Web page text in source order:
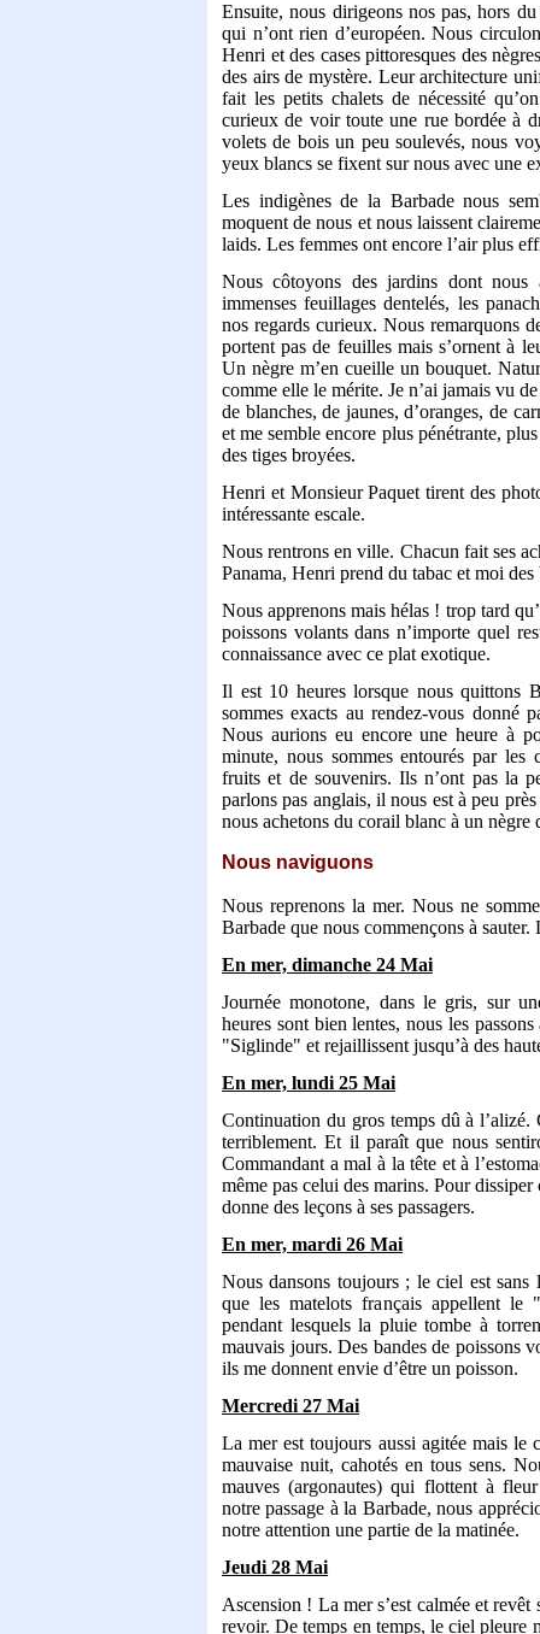
Ensuite, nous dirigeons nos pas, hors
qui n’ont rien d’européen. Nous
Henri et des cases pittoresques des
des airs de mystère. Leur architecture
fait les petits chalets de nécessité
curieux de voir toute une rue bordée à
volets de bois un peu soulevés, nous
yeux blancs se fixent sur nous avec une
Les indigènes de la Barbade nous
moquent de nous et nous laissent
laids. Les femmes ont encore l’air plus
Nous côtoyons des jardins dont
immenses feuillages dentelés, les
nos regards curieux. Nous remarquons
portent pas de feuilles mais s’ornent à
Un nègre m’en cueille un bouquet.
comme elle le mérite. Je n’ai jamais vu
de blanches, de jaunes, d’oranges, de
et me semble encore plus pénétrante,
des tiges broyées.
Henri et Monsieur Paquet tirent des
intéressante escale.
Nous rentrons en ville. Chacun fait ses
Panama, Henri prend du tabac et moi
Nous apprenons mais hélas ! trop tard
poissons volants dans n’importe quel
connaissance avec ce plat exotique.
Il est 10 heures lorsque nous quittons
sommes exacts au rendez-vous donné
Nous aurions eu encore une heure à
minute, nous sommes entourés par les
fruits et de souvenirs. Ils n’ont pas la
parlons pas anglais, il nous est à peu
nous achetons du corail blanc à un
Nous naviguons
Nous reprenons la mer. Nous ne
Barbade que nous commençons à sauter.
En mer, dimanche 24 Mai
Journée monotone, dans le gris, sur
heures sont bien lentes, nous les
"Siglinde" et rejaillissent jusqu’à des
En mer, lundi 25 Mai
Continuation du gros temps dû à
terriblement. Et il paraît que nous
Commandant a mal à la tête et à
même pas celui des marins. Pour
donne des leçons à ses passagers.
En mer, mardi 26 Mai
Nous dansons toujours ; le ciel est
que les matelots français appellent le
pendant lesquels la pluie tombe à
mauvais jours. Des bandes de poissons
ils me donnent envie d’être un poisson.
Mercredi 27 Mai
La mer est toujours aussi agitée mais le
mauvaise nuit, cahotés en tous sens.
mauves (argonautes) qui flottent à
notre passage à la Barbade, nous
notre attention une partie de la matinée.
Jeudi 28 Mai
Ascension ! La mer s’est calmée et
revoir. De temps en temps, le ciel pleure